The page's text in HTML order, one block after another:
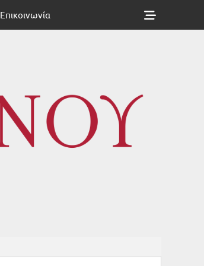
Επικοινωνία
Show
Header